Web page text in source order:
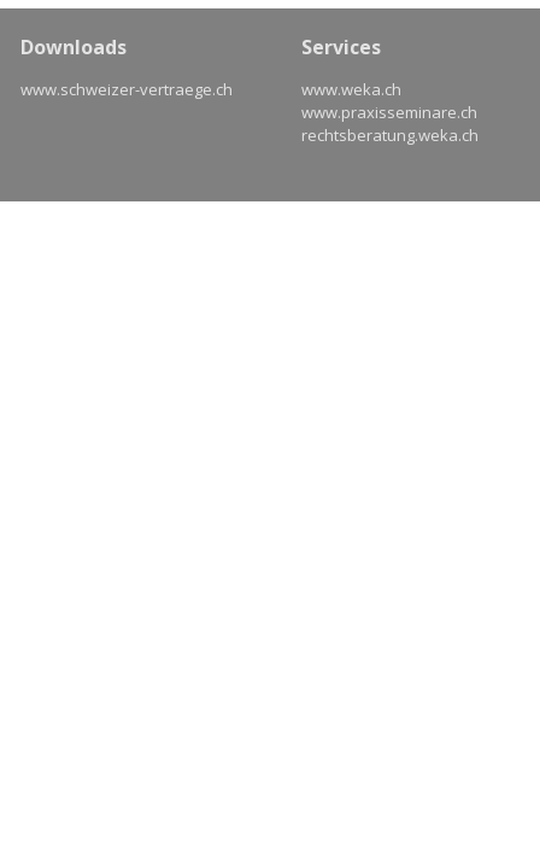
Downloads
www.schweizer-vertraege.ch
Services
www.weka.ch
www.praxisseminare.ch
rechtsberatung.weka.ch